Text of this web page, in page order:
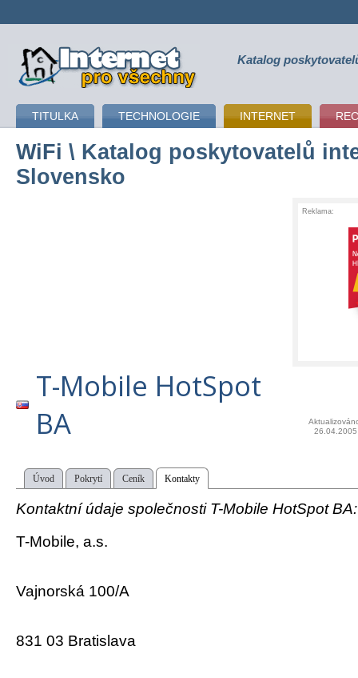
připojení k internetu Katalog
TITULKA TECHNOLOGIE INTERNET
WiFi \ Katalog poskytovatelů
Slovensko
Reklama:
T-Mobile HotSpot
BA
26.04.2005
Úvod Pokrytí Ceník Kontakty
Kontaktní údaje společnosti T-Mobile HotSpot BA:
T-Mobile, a.s.
Vajnorská 100/A
831 03 Bratislava